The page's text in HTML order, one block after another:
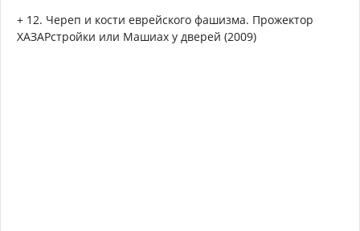
+ 12. Череп и кости еврейского фашизма. Прожектор
ХАЗАРстройки или Машиах у дверей (2009)